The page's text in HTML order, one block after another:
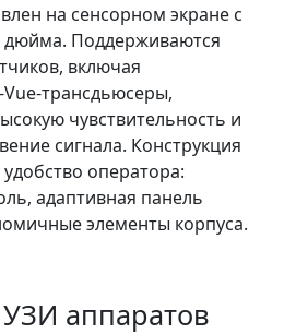
на сенсорном экране с
дюйма. Поддерживаются
включая
трансдьюсеры,
чувствительность и
сигнала. Конструкция
оператора:
адаптивная панель
элементы корпуса.
аппаратов